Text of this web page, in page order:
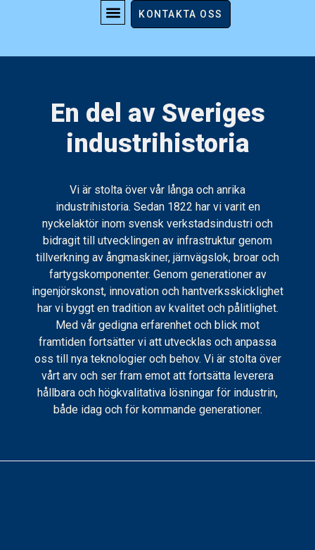
KONTAKTA OSS
Historik
En del av Sveriges
industrihistoria
Vi är stolta över vår långa och anrika
industrihistoria. Sedan 1822 har vi varit en
nyckelaktör inom svensk verkstadsindustri och
bidragit till utvecklingen av infrastruktur genom
tillverkning av ångmaskiner, järnvägslok, broar och
fartygskomponenter. Genom generationer av
ingenjörskonst, innovation och hantverksskicklighet
har vi byggt en tradition av kvalitet och pålitlighet.
Med vår gedigna erfarenhet och blick mot
framtiden fortsätter vi att utvecklas och anpassa
oss till nya teknologier och behov. Vi är stolta över
vårt arv och ser fram emot att fortsätta leverera
hållbara och högkvalitativa lösningar för industrin,
både idag och för kommande generationer.